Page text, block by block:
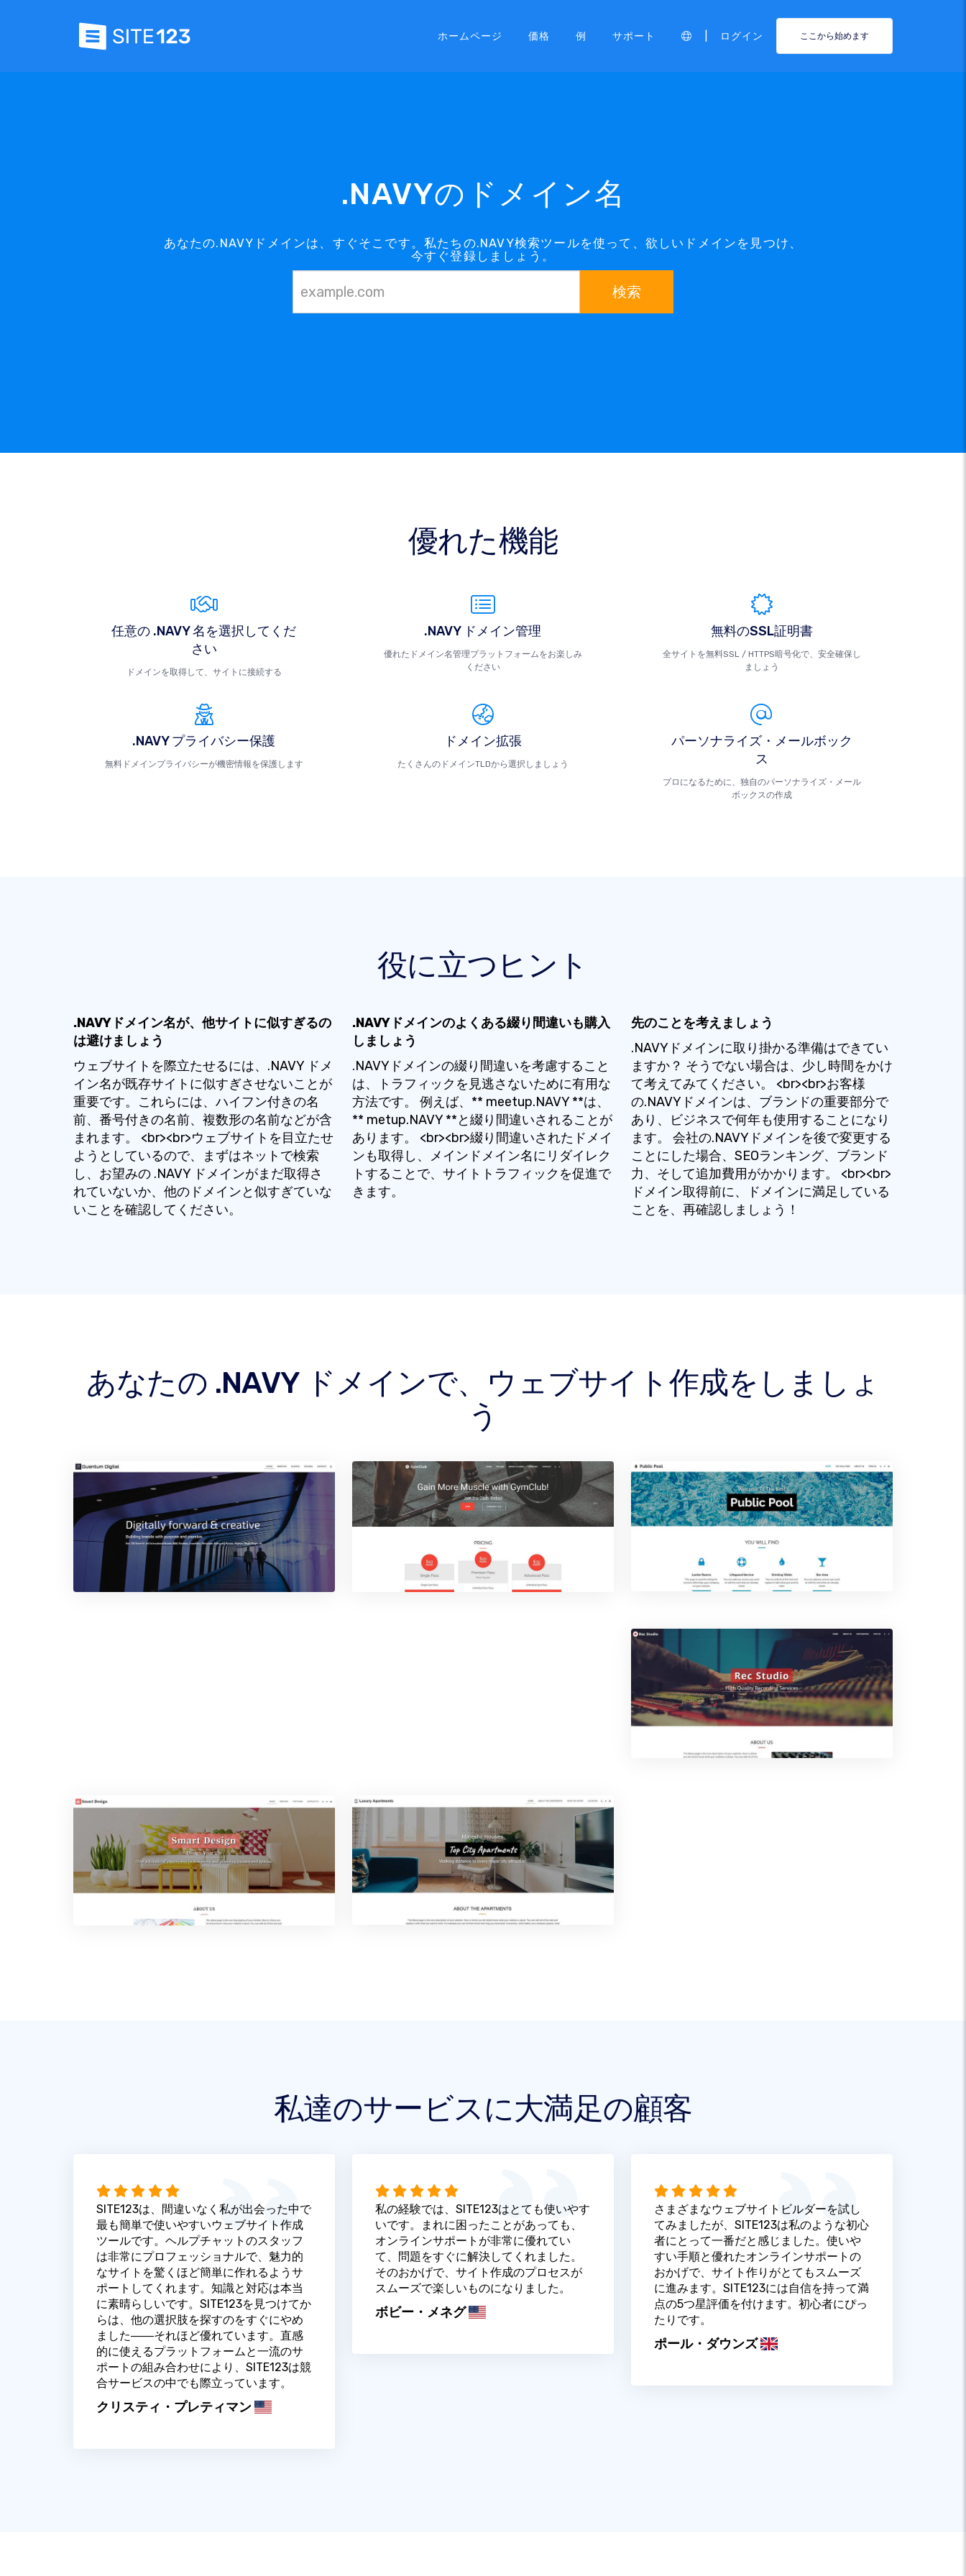
ホームページ 価格 例 サポート ログイン ここから始めます
.NAVYのドメイン名
あなたの.NAVYドメインは、すぐそこです。私たちの.NAVY検索ツールを使って、欲しいドメインを見つけ、
今すぐ登録しましょう。
検索
優れた機能
任意の .NAVY 名を選択してくだ
さい
ドメインを取得して、サイトに接続する
.NAVY ドメイン管理
優れたドメイン名管理プラットフォームをお楽しみ
ください
無料のSSL証明書
全サイトを無料SSL / HTTPS暗号化で、安全確保し
ましょう
.NAVY プライバシー保護
無料ドメインプライバシーが機密情報を保護します
ドメイン拡張
たくさんのドメインTLDから選択しましょう
パーソナライズ・メールボック
ス
プロになるために、独自のパーソナライズ・メール
ボックスの作成
役に立つヒント
.NAVYドメイン名が、他サイトに似すぎるの
は避けましょう
ウェブサイトを際立たせるには、.NAVY ドメ
イン名が既存サイトに似すぎさせないことが
重要です。これらには、ハイフン付きの名
前、番号付きの名前、複数形の名前などが含
まれます。 <br><br>ウェブサイトを目立たせ
ようとしているので、まずはネットで検索
し、お望みの .NAVY ドメインがまだ取得さ
れていないか、他のドメインと似すぎていな
いことを確認してください。
.NAVYドメインのよくある綴り間違いも購入
しましょう
.NAVYドメインの綴り間違いを考慮すること
は、トラフィックを見逃さないために有用な
方法です。 例えば、** meetup.NAVY **は、
** metup.NAVY **と綴り間違いされることが
あります。 <br><br>綴り間違いされたドメイ
ンも取得し、メインドメイン名にリダイレク
トすることで、サイトトラフィックを促進で
きます。
先のことを考えましょう
.NAVYドメインに取り掛かる準備はできてい
ますか？ そうでない場合は、少し時間をかけ
て考えてみてください。 <br><br>お客様
の.NAVYドメインは、ブランドの重要部分で
あり、ビジネスで何年も使用することになり
ます。 会社の.NAVYドメインを後で変更する
ことにした場合、SEOランキング、ブランド
力、そして追加費用がかかります。 <br><br>
ドメイン取得前に、ドメインに満足している
ことを、再確認しましょう！
あなたの .NAVY ドメインで、ウェブサイト作成をしましょ
う
私達のサービスに大満足の顧客
SITE123は、間違いなく私が出会った中で
最も簡単で使いやすいウェブサイト作成
ツールです。ヘルプチャットのスタッフ
は非常にプロフェッショナルで、魅力的
なサイトを驚くほど簡単に作れるようサ
ポートしてくれます。知識と対応は本当
に素晴らしいです。SITE123を見つけてか
らは、他の選択肢を探すのをすぐにやめ
ました――それほど優れています。直感
的に使えるプラットフォームと一流のサ
ポートの組み合わせにより、SITE123は競
合サービスの中でも際立っています。
クリスティ・プレティマン
私の経験では、SITE123はとても使いやす
いです。まれに困ったことがあっても、
オンラインサポートが非常に優れてい
て、問題をすぐに解決してくれました。
そのおかげで、サイト作成のプロセスが
スムーズで楽しいものになりました。
ボビー・メネグ
さまざまなウェブサイトビルダーを試し
てみましたが、SITE123は私のような初心
者にとって一番だと感じました。使いや
すい手順と優れたオンラインサポートの
おかげで、サイト作りがとてもスムーズ
に進みます。SITE123には自信を持って満
点の5つ星評価を付けます。初心者にぴっ
たりです。
ポール・ダウンズ